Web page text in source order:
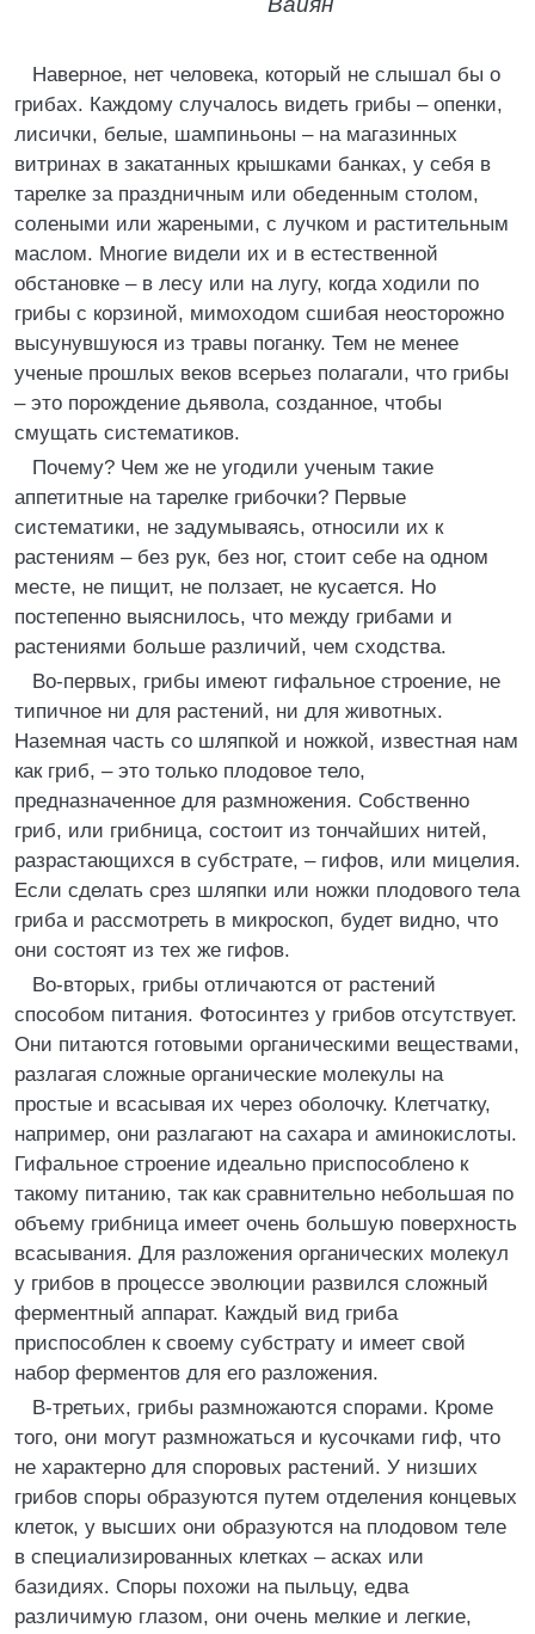
Наверное, нет человека, который не слышал бы о
грибах. Каждому случалось видеть грибы – опенки,
лисички, белые, шампиньоны – на магазинных
витринах в закатанных крышками банках, у себя в
тарелке за праздничным или обеденным столом,
солеными или жареными, с лучком и растительным
маслом. Многие видели их и в естественной
обстановке – в лесу или на лугу, когда ходили по
грибы с корзиной, мимоходом сшибая неосторожно
высунувшуюся из травы поганку. Тем не менее
ученые прошлых веков всерьез полагали, что грибы
– это порождение дьявола, созданное, чтобы
смущать систематиков.
Почему? Чем же не угодили ученым такие
аппетитные на тарелке грибочки? Первые
систематики, не задумываясь, относили их к
растениям – без рук, без ног, стоит себе на одном
месте, не пищит, не ползает, не кусается. Но
постепенно выяснилось, что между грибами и
растениями больше различий, чем сходства.
Во-первых, грибы имеют гифальное строение, не
типичное ни для растений, ни для животных.
Наземная часть со шляпкой и ножкой, известная нам
как гриб, – это только плодовое тело,
предназначенное для размножения. Собственно
гриб, или грибница, состоит из тончайших нитей,
разрастающихся в субстрате, – гифов, или мицелия.
Если сделать срез шляпки или ножки плодового тела
гриба и рассмотреть в микроскоп, будет видно, что
они состоят из тех же гифов.
Во-вторых, грибы отличаются от растений
способом питания. Фотосинтез у грибов отсутствует.
Они питаются готовыми органическими веществами,
разлагая сложные органические молекулы на
простые и всасывая их через оболочку. Клетчатку,
например, они разлагают на сахара и аминокислоты.
Гифальное строение идеально приспособлено к
такому питанию, так как сравнительно небольшая по
объему грибница имеет очень большую поверхность
всасывания. Для разложения органических молекул
у грибов в процессе эволюции развился сложный
ферментный аппарат. Каждый вид гриба
приспособлен к своему субстрату и имеет свой
набор ферментов для его разложения.
В-третьих, грибы размножаются спорами. Кроме
того, они могут размножаться и кусочками гиф, что
не характерно для споровых растений. У низших
грибов споры образуются путем отделения концевых
клеток, у высших они образуются на плодовом теле
в специализированных клетках – асках или
базидиях. Споры похожи на пыльцу, едва
различимую глазом, они очень мелкие и легкие,